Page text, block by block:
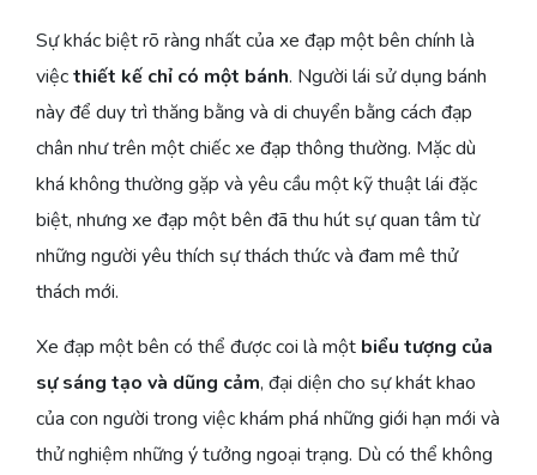
Sự khác biệt rõ ràng nhất của xe đạp một bên chính là
việcthiết kế chỉ có một bánh. Người lái sử dụng bánh
này để duy trì thăng bằng và di chuyển bằng cách đạp
chân như trên một chiếc xe đạp thông thường. Mặc dù
khá không thường gặp và yêu cầu một kỹ thuật lái đặc
biệt, nhưng xe đạp một bên đã thu hút sự quan tâm từ
những người yêu thích sự thách thức và đam mê thử
thách mới.
Xe đạp một bên có thể được coi là một biểu tượng của
sự sáng tạo và dũng cảm, đại diện cho sự khát khao
của con người trong việc khám phá những giới hạn mới và
thử nghiệm những ý tưởng ngoại trạng. Dù có thể không